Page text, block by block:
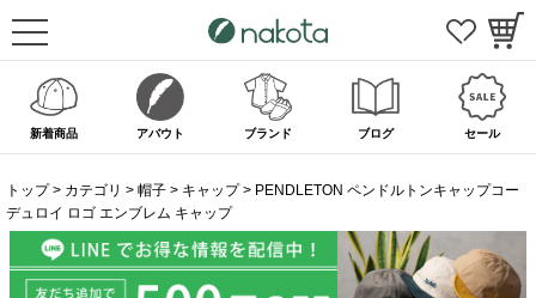
新着商品 アバウト ブランド ブログ セール
トップ カテゴリ 帽子 キャップ
PENDLETON ペンドルトンキャップコー
デュロイ ロゴ エンブレム キャップ